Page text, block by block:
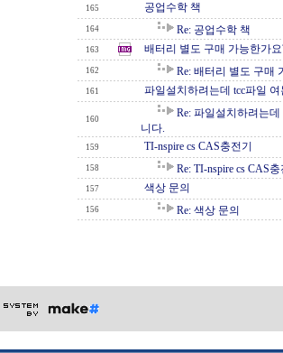
165 공업수학 책
164 Re: 공업수학 책
163 배터리 별도 구매 가능한가요
162 Re: 배터리 별도 구매
161 파일설치하려는데 tcc파일 여
160
Re: 파일설치하려는
니다.
159 TI-nspire cs CAS충전기
158 Re: TI-nspire cs CAS
157 색상 문의
156 Re: 색상 문의